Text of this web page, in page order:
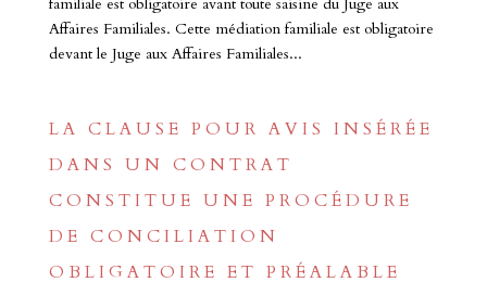
Affaires Familiales. Cette médiation familiale est obligatoire
devant le Juge aux Affaires Familiales...
LA CLAUSE POUR AVIS INSÉRÉE
DANS UN CONTRAT
CONSTITUE UNE PROCÉDURE
DE CONCILIATION
OBLIGATOIRE ET PRÉALABLE